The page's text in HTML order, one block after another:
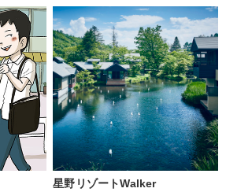
星野リゾートWalker